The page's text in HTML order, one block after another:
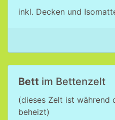
inkl. Decken und
Bett im Bettenzelt
(dieses Zelt ist während
beheizt)